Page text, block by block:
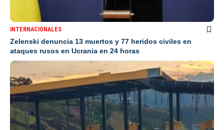
INTERNACIONALES
Zelenski denuncia 13 muertos y 77 heridos civiles en
ataques rusos en Ucrania en 24 horas